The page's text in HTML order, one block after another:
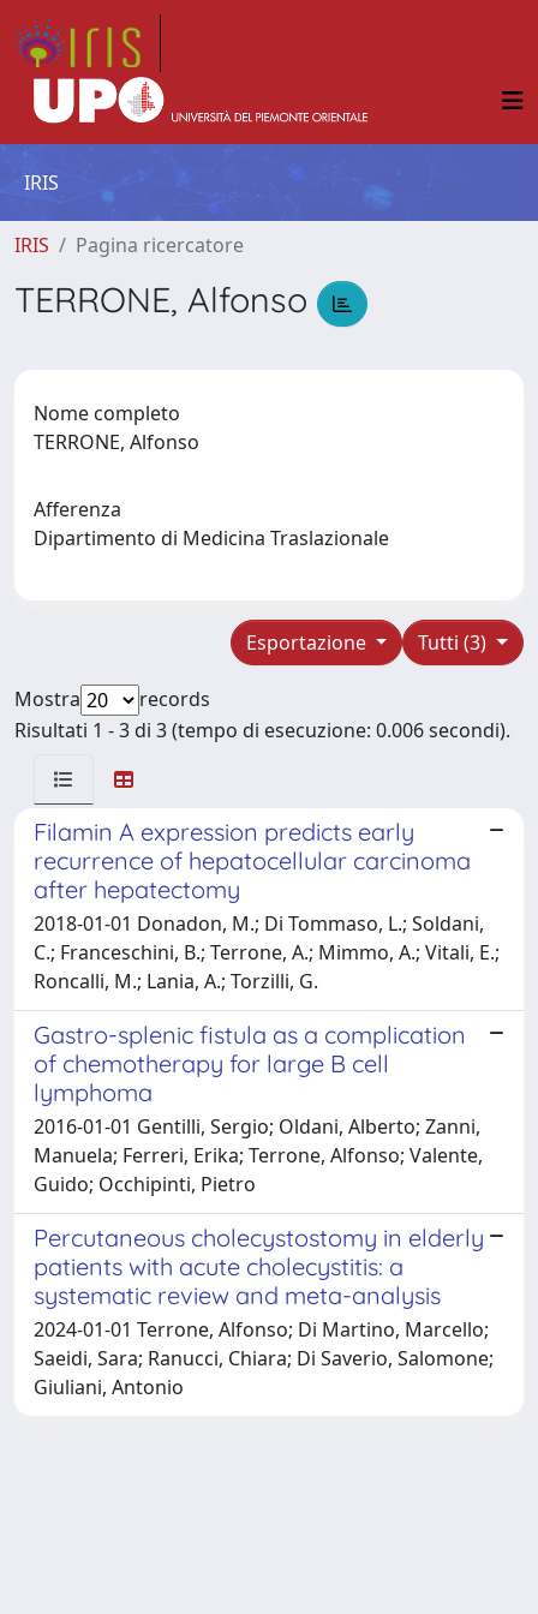
IRIS
IRIS Pagina ricercatore
TERRONE, Alfonso
Nome completo
TERRONE, Alfonso
Afferenza
Dipartimento di Medicina Traslazionale
Tutti (3)
Esportazione
Mostra
records
Risultati 1 - 3 di 3 (tempo di esecuzione: 0.006 secondi).
Filamin A expression predicts early
recurrence of hepatocellular carcinoma
after hepatectomy
2018-01-01 Donadon, M.; Di Tommaso, L.; Soldani,
C.; Franceschini, B.; Terrone, A.; Mimmo, A.; Vitali, E.;
Roncalli, M.; Lania, A.; Torzilli, G.
Gastro-splenic fistula as a complication
of chemotherapy for large B cell
lymphoma
2016-01-01 Gentilli, Sergio; Oldani, Alberto; Zanni,
Manuela; Ferreri, Erika; Terrone, Alfonso; Valente,
Guido; Occhipinti, Pietro
Percutaneous cholecystostomy in elderly
patients with acute cholecystitis: a
systematic review and meta-analysis
2024-01-01 Terrone, Alfonso; Di Martino, Marcello;
Saeidi, Sara; Ranucci, Chiara; Di Saverio, Salomone;
Giuliani, Antonio